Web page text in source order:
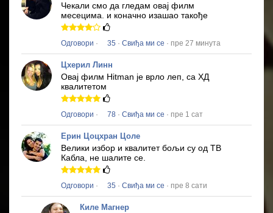
Чекали смо да гледам овај филм
месецима. и коначно изашао такође
Одговори · 35 · Свиђа ми се · пре 27 минута
Цхерил Линн
Овај филм Hitman је врло леп, са ХД
квалитетом
Одговори · 78 · Свиђа ми се · пре 1 сат
Ерин Цоцхран Цоле
Велики избор и квалитет бољи су од ТВ
Кабла, не шалите се.
Одговори · 35 · Свиђа ми се · пре 8 сати
Киле Магнер